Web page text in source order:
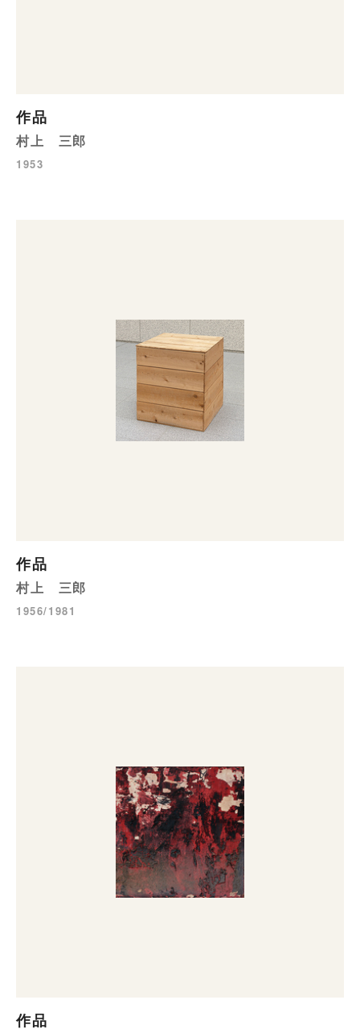
作品
村上 三郎
1953
作品
村上 三郎
1956/1981
作品